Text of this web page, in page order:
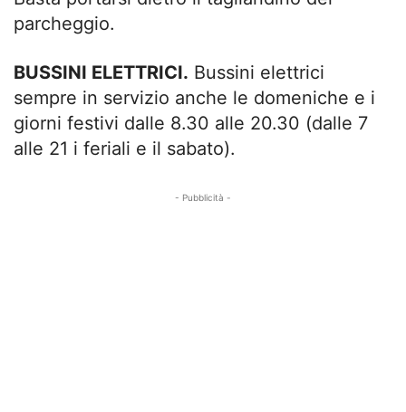
parcheggio.
BUSSINI ELETTRICI. Bussini elettrici
sempre in servizio anche le domeniche e i
giorni festivi dalle 8.30 alle 20.30 (dalle 7
alle 21 i feriali e il sabato).
- Pubblicità -